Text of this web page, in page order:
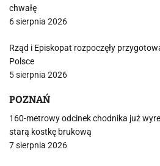
chwałę
6 sierpnia 2026
Rząd i Episkopat rozpoczęły
Polsce
5 sierpnia 2026
POZNAŃ
160-metrowy odcinek chodnika już
starą kostkę brukową
7 sierpnia 2026